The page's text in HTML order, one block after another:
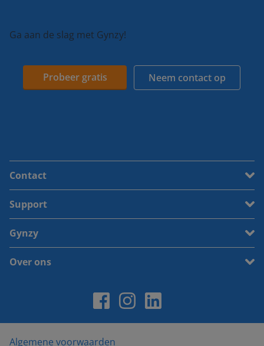
Ga aan de slag met Gynzy!
Probeer gratis Neem contact op
Contact
Support
Gynzy
Over ons
Algemene voorwaarden